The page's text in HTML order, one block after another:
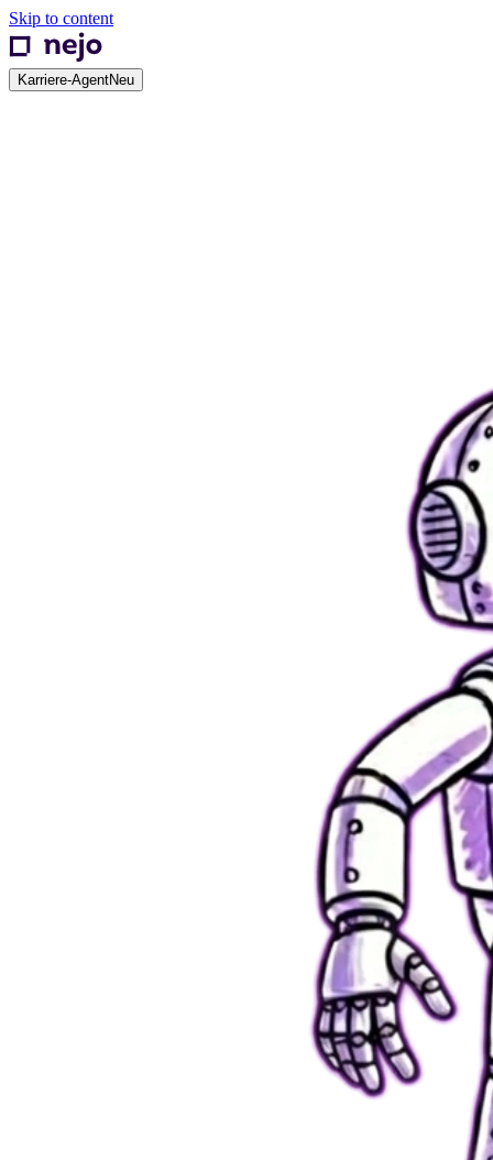
Skip to content
Karriere-AgentNeu